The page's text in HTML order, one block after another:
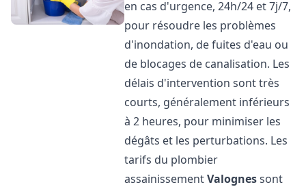
en cas d'urgence, 24h/24 et 7j/7,
pour résoudre les problèmes
d'inondation, de fuites d'eau ou
de blocages de canalisation. Les
délais d'intervention sont très
courts, généralement inférieurs
à 2 heures, pour minimiser les
dégâts et les perturbations. Les
tarifs du plombier
assainissementValognessont